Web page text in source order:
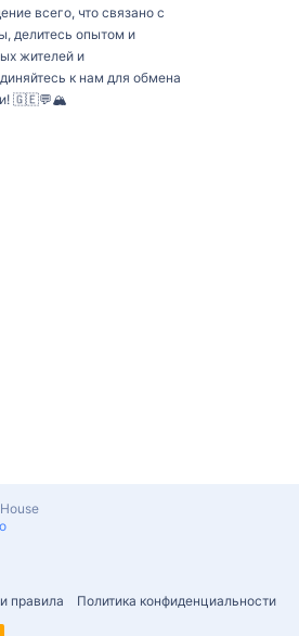
всего, что связано с
делитесь опытом и
жителей и
к нам для обмена
🇬🇪💬🏔️
правила
Политика конфиденциальности
R